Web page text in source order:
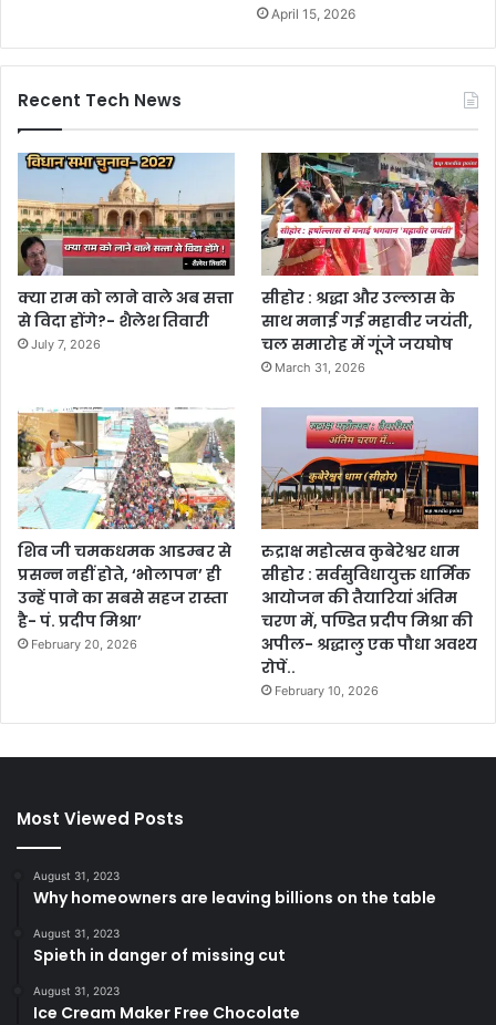
April 15, 2026
Recent Tech News
क्या राम को लाने वाले अब सत्ता
से विदा होंगे?- शैलेश तिवारी
July 7, 2026
सीहोर : श्रद्धा और उल्लास के
साथ मनाई गई महावीर जयंती,
चल समारोह में गूंजे जयघोष
March 31, 2026
शिव जी चमकधमक आडम्बर से
प्रसन्न नहीं होते, ‘भोलापन’ ही
उन्हें पाने का सबसे सहज रास्ता
है- पं. प्रदीप मिश्रा’
February 20, 2026
रुद्राक्ष महोत्सव कुबेरेश्वर धाम
सीहोर : सर्वसुविधायुक्त धार्मिक
आयोजन की तैयारियां अंतिम
चरण में, पण्डित प्रदीप मिश्रा की
अपील- श्रद्धालु एक पौधा अवश्य
रोपें..
February 10, 2026
Most Viewed Posts
August 31, 2023
Why homeowners are leaving billions on the table
August 31, 2023
Spieth in danger of missing cut
August 31, 2023
Ice Cream Maker Free Chocolate